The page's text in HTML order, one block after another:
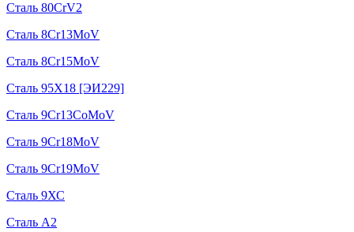
Сталь 80CrV2
Сталь 8Cr13MoV
Сталь 8Cr15MoV
Сталь 95Х18 [ЭИ229]
Сталь 9Cr13CoMoV
Сталь 9Cr18MoV
Сталь 9Cr19MoV
Сталь 9ХС
Сталь A2